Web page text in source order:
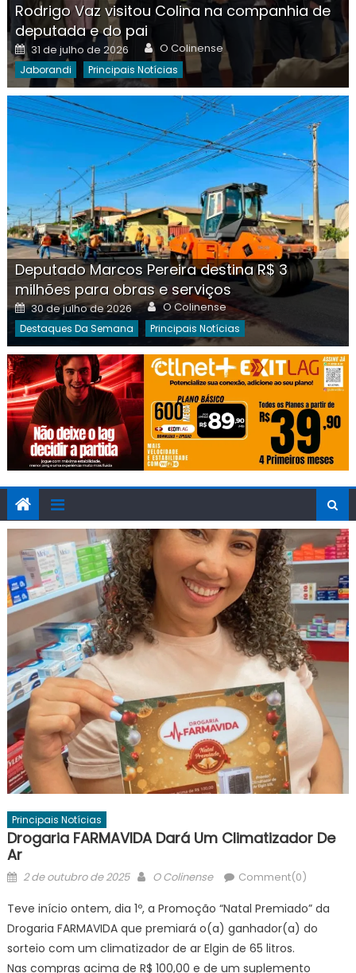
Rodrigo Vaz visitou Colina na companhia de
deputada e do pai
Posted
on
31 de julho de 2026 Author
O Colinense
Jaborandi Principais Notícias
Deputado Marcos Pereira destina R$ 3
milhões para obras e serviços
Posted
on
30 de julho de 2026 Author
O Colinense
Destaques Da Semana Principais Notícias
Principais Notícias
Drogaria FARMAVIDA Dará Um Climatizador De
Ar
Posted
2 de outubro de 2025 Author
O Colinense Comment(0)
Teve início ontem, dia 1º, a Promoção “Natal Premiado” da
Drogaria FARMAVIDA que premiará o(a) ganhador(a) do
sorteio com um climatizador de ar Elgin de 65 litros.
Nas compras acima de R$ 100,00 e de um suplemento